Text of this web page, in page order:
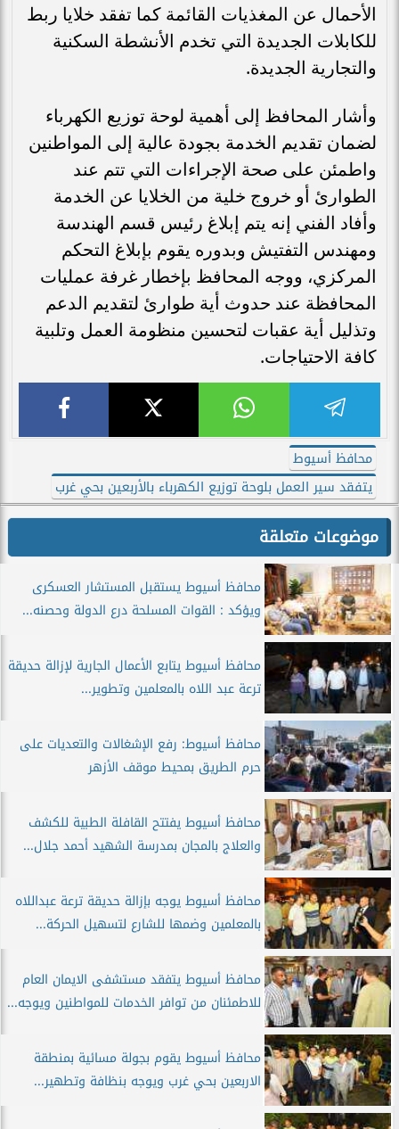
الأحمال عن المغذيات القائمة كما تفقد خلايا ربط
للكابلات الجديدة التي تخدم الأنشطة السكنية
والتجارية الجديدة.
وأشار المحافظ إلى أهمية لوحة توزيع الكهرباء
لضمان تقديم الخدمة بجودة عالية إلى المواطنين
واطمئن على صحة الإجراءات التي تتم عند
الطوارئ أو خروج خلية من الخلايا عن الخدمة
وأفاد الفني إنه يتم إبلاغ رئيس قسم الهندسة
ومهندس التفتيش وبدوره يقوم بإبلاغ التحكم
المركزي، ووجه المحافظ بإخطار غرفة عمليات
المحافظة عند حدوث أية طوارئ لتقديم الدعم
وتذليل أية عقبات لتحسين منظومة العمل وتلبية
كافة الاحتياجات.
محافظ أسيوط
يتفقد سير العمل بلوحة توزيع الكهرباء بالأربعين بحي غرب
موضوعات متعلقة
محافظ أسيوط يستقبل المستشار العسكرى
ويؤكد : القوات المسلحة درع الدولة وحصنه...
محافظ أسيوط يتابع الأعمال الجارية لإزالة حديقة
ترعة عبد اللاه بالمعلمين وتطوير...
محافظ أسيوط: رفع الإشغالات والتعديات على
حرم الطريق بمحيط موقف الأزهر
محافظ أسيوط يفتتح القافلة الطبية للكشف
والعلاج بالمجان بمدرسة الشهيد أحمد جلال...
محافظ أسيوط يوجه بإزالة حديقة ترعة عبداللاه
بالمعلمين وضمها للشارع لتسهيل الحركة...
محافظ أسيوط يتفقد مستشفى الايمان العام
للاطمئنان من توافر الخدمات للمواطنين ويوجه...
محافظ أسيوط يقوم بجولة مسائية بمنطقة
الاربعين بحي غرب ويوجه بنظافة وتطهير...